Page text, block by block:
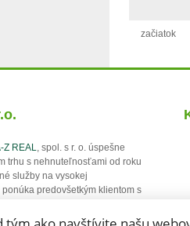
začiatok
Z REAL, spol. s r. o. úspešne
trhu s nehnuteľnosťami od roku
služby na vysokej
predovšetkým klientom s
región.